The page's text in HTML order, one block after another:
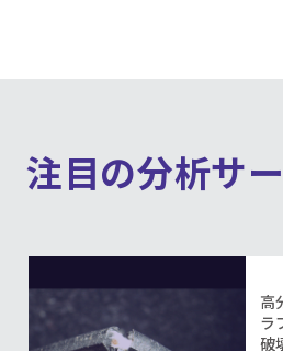
注目の分析サ
高
ラ
破